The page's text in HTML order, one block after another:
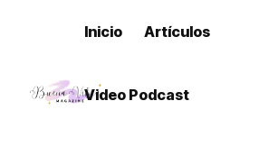
Inicio Artículos
Video Podcast